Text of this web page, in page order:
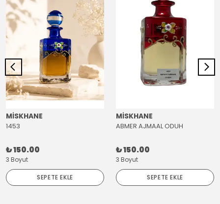
MİSKHANE
1453
₺ 150.00
3 Boyut
SEPETE EKLE
MİSKHANE
ABMER AJMAAL ODUH
₺ 150.00
3 Boyut
SEPETE EKLE